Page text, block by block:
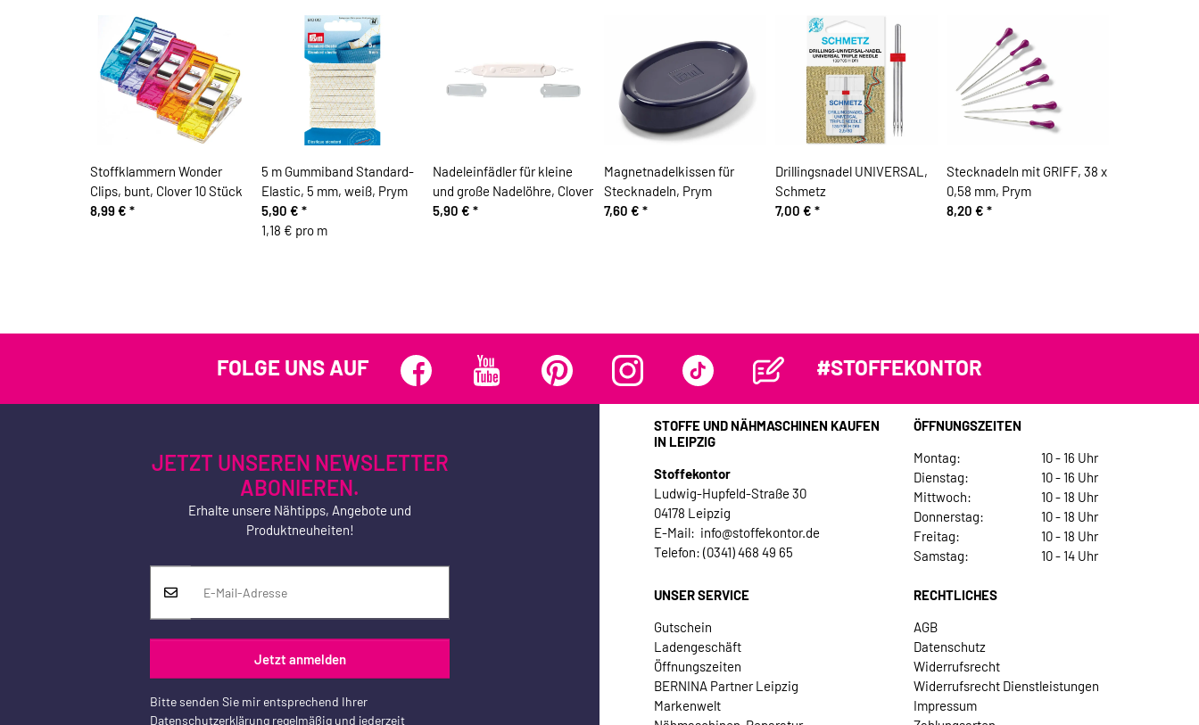
Stoffklammern Wonder
Clips, bunt, Clover 10 Stück
8,99 € *
5 m Gummiband Standard-
Elastic, 5 mm, weiß, Prym
5,90 € *
1,18 € pro m
Nadeleinfädler für kleine
und große Nadelöhre, Clover
5,90 € *
Magnetnadelkissen für
Stecknadeln, Prym
7,60 € *
Drillingsnadel UNIVERSAL,
Schmetz
7,00 € *
Stecknadeln mit GRIFF, 38 x
0,58 mm, Prym
8,20 € *
FOLGE UNS AUF #STOFFEKONTOR
JETZT UNSEREN NEWSLETTER
ABONIEREN.
Erhalte unsere Nähtipps, Angebote und
Produktneuheiten!
Jetzt anmelden
Bitte senden Sie mir entsprechend Ihrer
Datenschutzerklärung regelmäßig und jederzeit
STOFFE UND NÄHMASCHINEN KAUFEN
IN LEIPZIG
Stoffekontor
Ludwig-Hupfeld-Straße 30
04178 Leipzig
E-Mail: info@stoffekontor.de
Telefon: (0341) 468 49 65
ÖFFNUNGSZEITEN
Montag:
10 - 16 Uhr
Dienstag:
10 - 16 Uhr
Mittwoch:
10 - 18 Uhr
Donnerstag:
10 - 18 Uhr
Freitag:
10 - 18 Uhr
Samstag:
10 - 14 Uhr
UNSER SERVICE
Gutschein
Ladengeschäft
Öffnungszeiten
BERNINA Partner Leipzig
Markenwelt
RECHTLICHES
AGB
Datenschutz
Widerrufsrecht
Widerrufsrecht Dienstleistungen
Impressum